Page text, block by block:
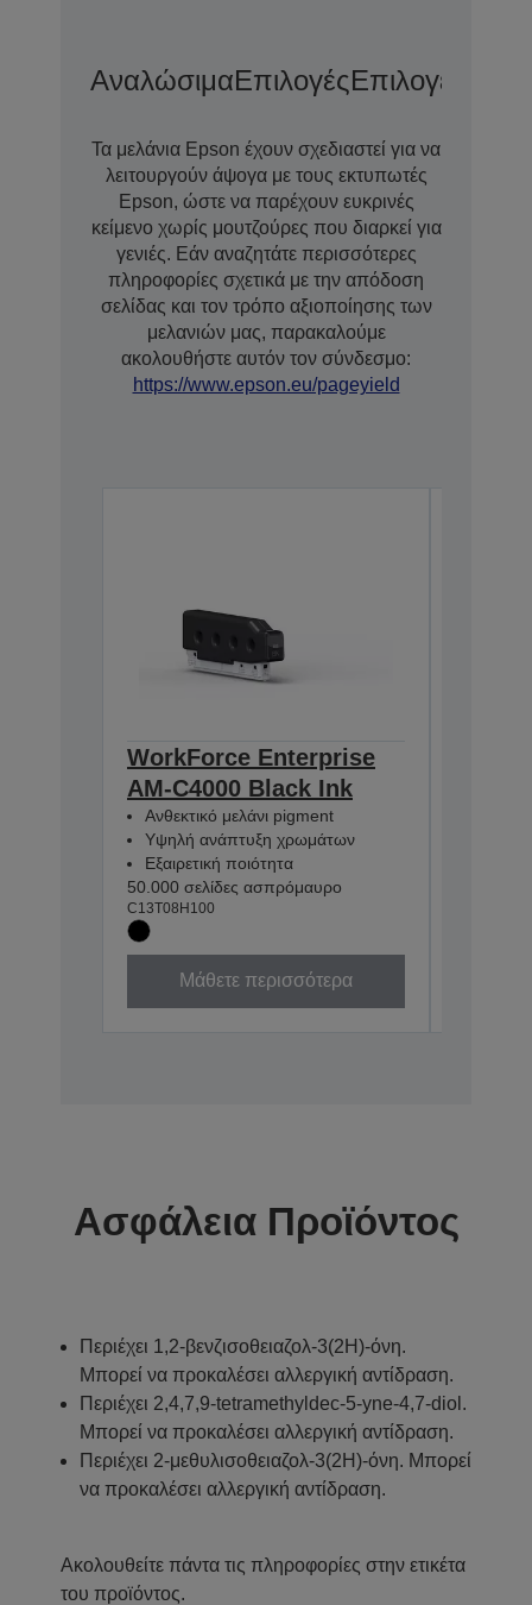
ΑναλώσιμαΕπιλογέςΕπιλογές
Τα μελάνια Epson έχουν σχεδιαστεί για να
λειτουργούν άψογα με τους εκτυπωτές
Epson, ώστε να παρέχουν ευκρινές
κείμενο χωρίς μουτζούρες που διαρκεί για
γενιές. Εάν αναζητάτε περισσότερες
πληροφορίες σχετικά με την απόδοση
σελίδας και τον τρόπο αξιοποίησης των
μελανιών μας, παρακαλούμε
ακολουθήστε αυτόν τον σύνδεσμο:
https://www.epson.eu/pageyield
WorkForce Enterprise
AM-C4000 Black Ink
Ανθεκτικό μελάνι pigment
Υψηλή ανάπτυξη χρωμάτων
Εξαιρετική ποιότητα
50.000 σελίδες ασπρόμαυρο
C13T08H100
Μάθετε περισσότερα
Ασφάλεια Προϊόντος
Περιέχει 1,2-βενζισοθειαζολ-3(2H)-όνη.
Μπορεί να προκαλέσει αλλεργική αντίδραση.
Περιέχει 2,4,7,9-tetramethyldec-5-yne-4,7-diol.
Μπορεί να προκαλέσει αλλεργική αντίδραση.
Περιέχει 2-μεθυλισοθειαζολ-3(2H)-όνη. Μπορεί
να προκαλέσει αλλεργική αντίδραση.
Ακολουθείτε πάντα τις πληροφορίες στην ετικέτα
του προϊόντος.